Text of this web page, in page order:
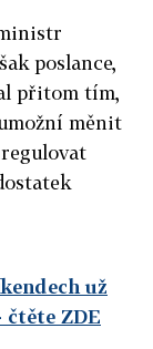
poslance,
přitom tím,
měnit
už
čtěte ZDE